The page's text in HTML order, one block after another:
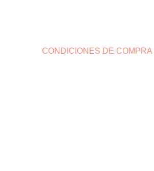
CONDICIONES DE COMPRA